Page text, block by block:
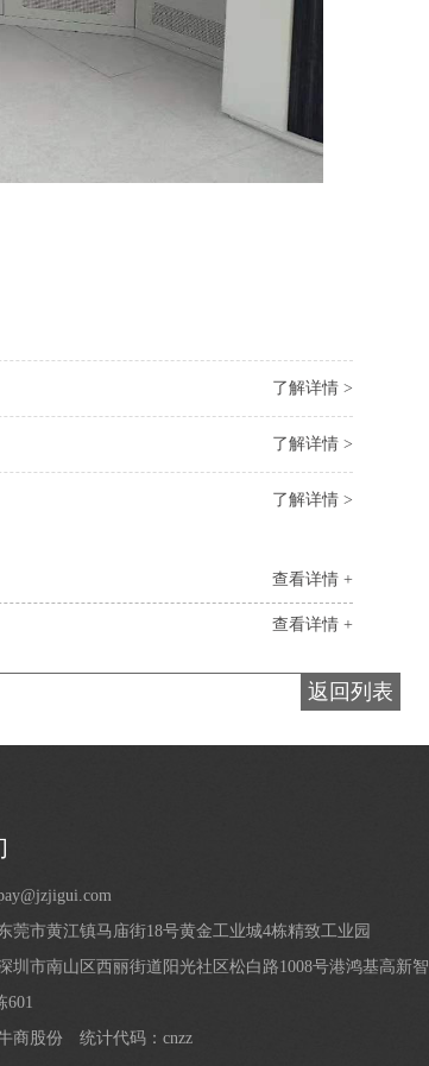
了解详情 >
了解详情 >
了解详情 >
查看详情 +
查看详情 +
返回列表
莞市黄江镇马庙街18号黄金工业城4栋精致工业园
圳市南山区西丽街道阳光社区松白路1008号港鸿基高新智
601
商股份 统计代码：cnzz